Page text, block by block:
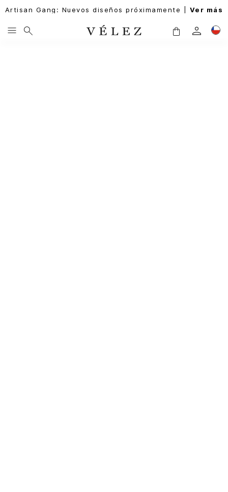
Artisan Gang: Nuevos diseños próximamente | Ver más